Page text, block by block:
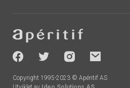
-
socials
Copyright 1995-2023 © Apéritif AS